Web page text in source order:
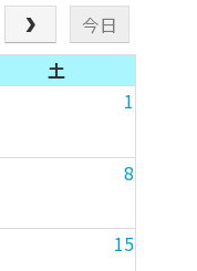
今日
土
1
8
15